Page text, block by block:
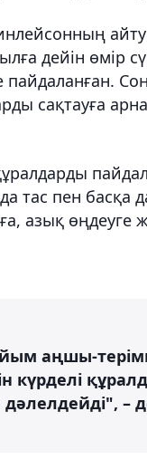
дейін өмір
пайдаланған.
сақтауға
тас пен басқа
азық өңдеуге
аңшы-
–